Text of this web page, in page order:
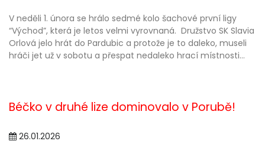
V neděli 1. února se hrálo sedmé kolo šachové první ligy
“Východ”, která je letos velmi vyrovnaná. Družstvo SK Slavia
Orlová jelo hrát do Pardubic a protože je to daleko, museli
hráči jet už v sobotu a přespat nedaleko hrací místnosti...
Béčko v druhé lize dominovalo v Porubě!
26.01.2026